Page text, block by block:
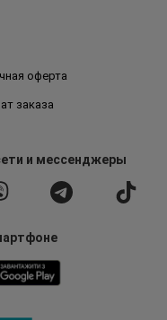
оферта
заказа
и мессенджеры